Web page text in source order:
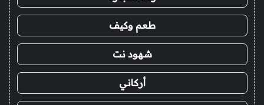
طعم وكيف
شهود نت
أركاني